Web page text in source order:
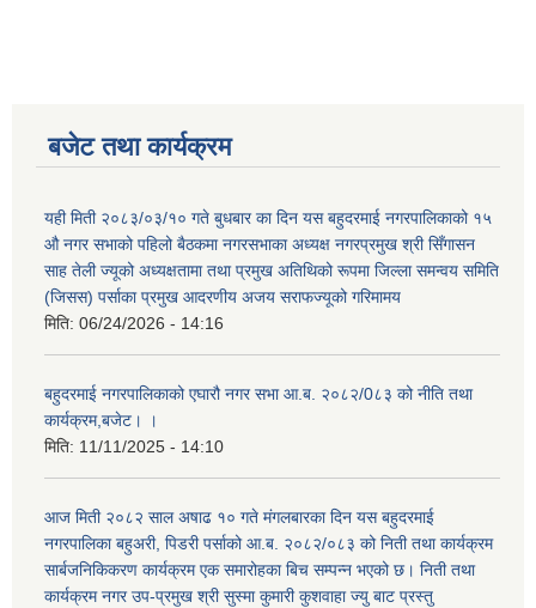
बजेट तथा कार्यक्रम
यही मिती २०८३/०३/१० गते बुधबार का दिन यस बहुदरमाई नगरपालिकाको १५
औ नगर सभाको पहिलो बैठकमा नगरसभाका अध्यक्ष नगरप्रमुख श्री सिँगासन
साह तेली ज्यूको अध्यक्षतामा तथा प्रमुख अतिथिको रूपमा जिल्ला समन्वय समिति
(जिसस) पर्साका प्रमुख आदरणीय अजय सराफज्यूको गरिमामय
मिति: 06/24/2026 - 14:16
बहुदरमाई नगरपालिकाको एघारौ नगर सभा आ.ब. २०८२/0८३ को नीति तथा
कार्यक्रम,बजेट। ।
मिति: 11/11/2025 - 14:10
आज मिती २०८२ साल अषाढ १० गते मंगलबारका दिन यस बहुदरमाई
नगरपालिका बहुअरी, पिडरी पर्साको आ.ब. २०८२/०८३ को निती तथा कार्यक्रम
सार्बजनिकिकरण कार्यक्रम एक समारोहका बिच सम्पन्न भएको छ। निती तथा
कार्यक्रम नगर उप-प्रमुख श्री सुस्मा कुमारी कुशवाहा ज्यु बाट प्रस्तु